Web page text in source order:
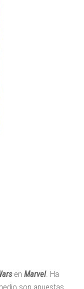
en Marvel. Ha